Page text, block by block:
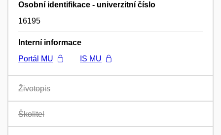
Osobní identifikace - univerzitní číslo
16195
Interní informace
Portál MU
IS MU
Životopis
Školitel